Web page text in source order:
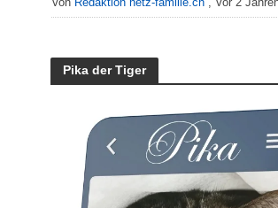
Pika der Tiger